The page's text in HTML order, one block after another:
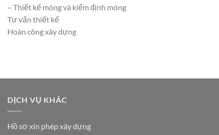
– Thiết kế móng và kiểm định móng
Tư vấn thiết kế
Hoàn công xây dựng
DỊCH VỤ KHÁC
Hồ sơ xin phép xây dựng